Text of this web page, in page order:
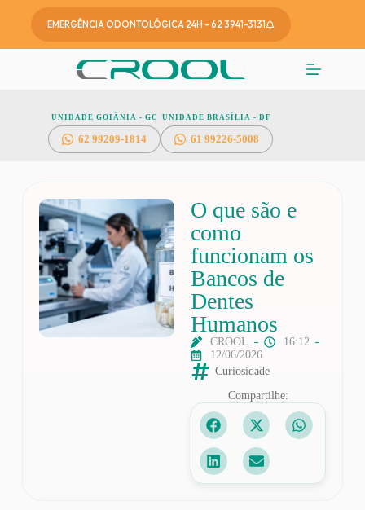
EMERGÊNCIA ODONTOLÓGICA 24H - 62 3941-3131
UNIDADE GOIÂNIA - GO
6299209-1814
UNIDADE BRASÍLIA - DF
61 99226-5008
O que são e
como
funcionam os
Bancos de
Dentes
Humanos
CROOL
16:12
12/06/2026
Curiosidade
Compartilhe: